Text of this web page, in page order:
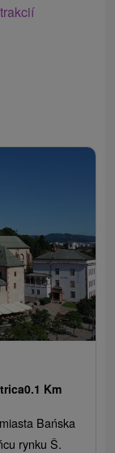
0.1 Km
Bańska
rynku Š.